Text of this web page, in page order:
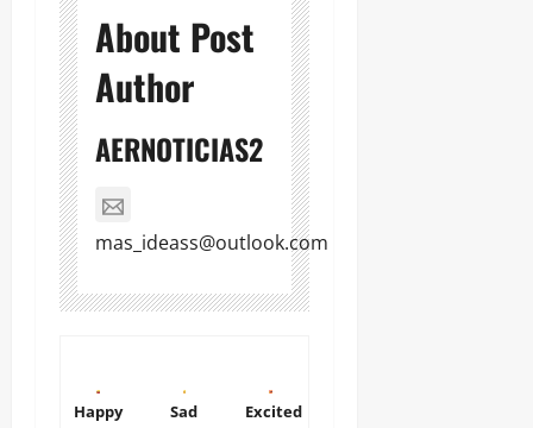
About Post
Author
AERNOTICIAS2
mas_ideass@outlook.com
Happy Sad Excited